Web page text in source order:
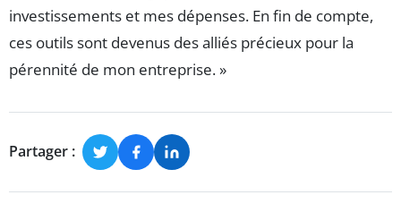
investissements et mes dépenses. En fin de compte,
ces outils sont devenus des alliés précieux pour la
pérennité de mon entreprise. »
Partager :